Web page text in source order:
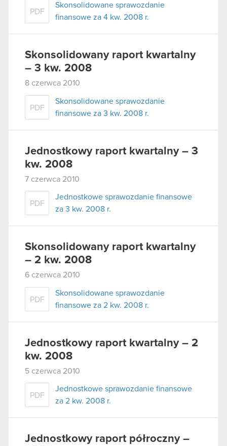
PDF
Skonsolidowane sprawozdanie
finansowe za 4 kw. 2008 r.
Skonsolidowany raport kwartalny
– 3 kw. 2008
8 czerwca 2010
PDF
Skonsolidowane sprawozdanie
finansowe za 3 kw. 2008 r.
Jednostkowy raport kwartalny – 3
kw. 2008
7 czerwca 2010
PDF
Jednostkowe sprawozdanie finansowe
za 3 kw. 2008 r.
Skonsolidowany raport kwartalny
– 2 kw. 2008
6 czerwca 2010
PDF
Skonsolidowane sprawozdanie
finansowe za 2 kw. 2008 r.
Jednostkowy raport kwartalny – 2
kw. 2008
5 czerwca 2010
PDF
Jednostkowe sprawozdanie finansowe
za 2 kw. 2008 r.
Jednostkowy raport półroczny –